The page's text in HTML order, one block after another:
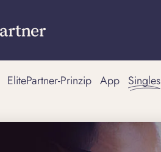
ElitePartner-Prinzip App Singles